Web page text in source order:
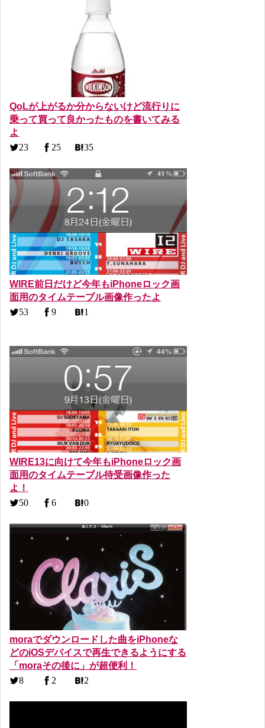
QoLが上がるか分からないけど流行りに
乗って買って良かったものを書いてみる
よ
23 25 35
WIRE前日だけど今年もiPhoneロック画
面用のタイムテーブル画像作ったよ
53 9 1
WIRE13に向けて今年もiPhoneロック画
面用のタイムテーブル待受画像作った
よ！
50 6 0
moraでダウンロードした曲をiPhoneな
どのiOSデバイスで再生できるようにする
「moraその後に」が超便利！
8 2 2